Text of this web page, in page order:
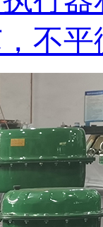
不